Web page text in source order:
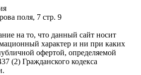
поля, 7 стр. 9
на то, что данный сайт носит
характер и ни при каких
офертой, определяемой
(2) Гражданского кодекса